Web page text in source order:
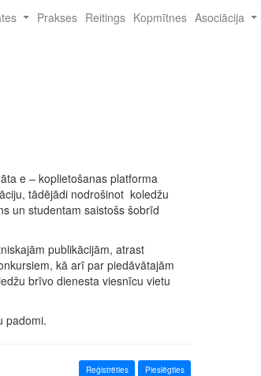
Prakses(current)
Reitings Kopmītnes Asociācija
e – koplietošanas platforma
tādējādi nodrošinot koledžu
un studentam saistošs šobrīd
publikācijām, atrast
kā arī par piedāvātajām
brīvo dienesta viesnīcu vietu
padomi.
Reģistrēties Pieslēgties